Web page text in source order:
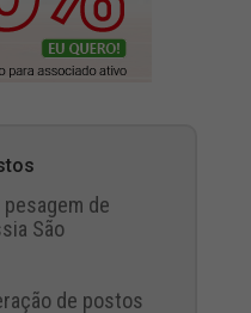
pesagem de
São
de postos